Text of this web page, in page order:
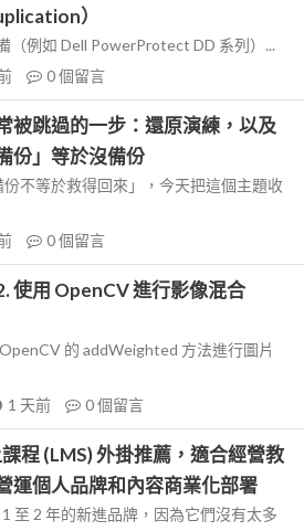
）
（例如 Dell PowerProtect DD 系列）...
0個留言
被跳過的一步：還原演練，以及
份」等於沒備份
不等於救得回來」，今天把這個主題收
0個留言
使用 OpenCV 進行影像混合
的 addWeighted 方法進行圖片
1 天前 0個留言
程 (LMS) 外掛推薦，適合經營教
運個人品牌和內容商業化部署
至 2 年的新進品牌，因為它們沒有太多